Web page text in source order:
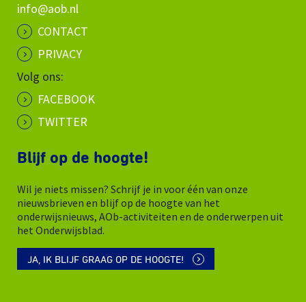
info@aob.nl
CONTACT
PRIVACY
Volg ons:
FACEBOOK
TWITTER
Blijf op de hoogte!
Wil je niets missen? Schrijf je in voor één van onze
nieuwsbrieven en blijf op de hoogte van het
onderwijsnieuws, AOb-activiteiten en de onderwerpen uit
het Onderwijsblad.
JA, IK BLIJF GRAAG OP DE HOOGTE!